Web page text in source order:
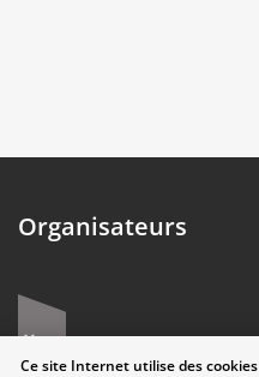
Organisateurs
Ce site Internet utilise des cookies